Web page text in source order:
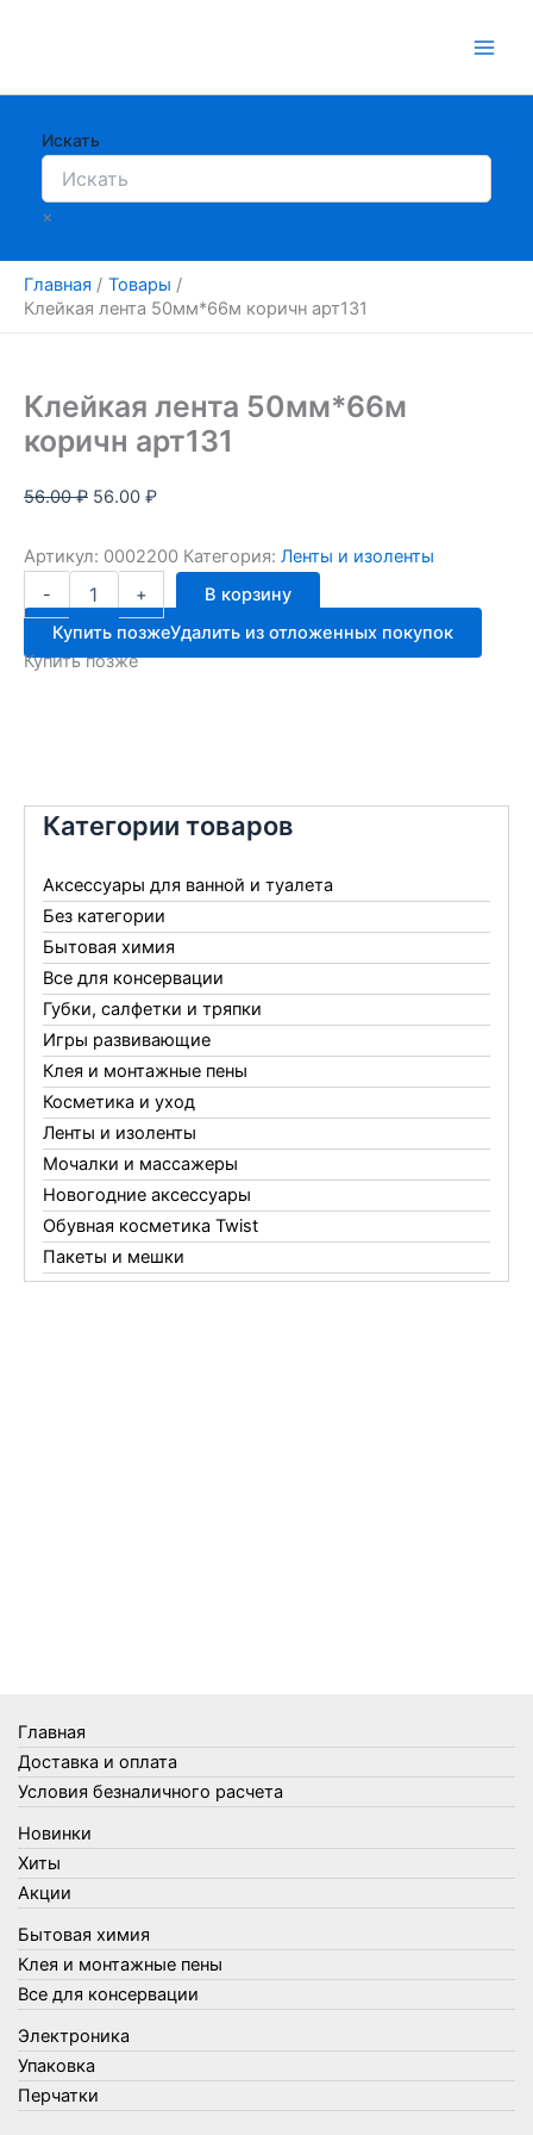
Искать
×
Главная
Товары
Клейкая лента 50мм*66м коричн арт131
Категории товаров
Аксессуары для ванной и туалета
Без категории
Бытовая химия
Все для консервации
Губки, салфетки и тряпки
Игры развивающие
Клея и монтажные пены
Косметика и уход
Ленты и изоленты
Мочалки и массажеры
Новогодние аксессуары
Обувная косметика Twist
Пакеты и мешки
Перчатки
Товары для кухни
Товары для сада и огорода
Товары для туризма и отдыха
Упаковка
Утеплители и прочее
Фонари, лампы и удлинители
Хозяйственные товары
Швабры, стекломои, черенки и насадки
Шнуры, веревки и шпагаты
Электроника
Элементы питания
Клейкая лента 50мм*66м
коричн арт131
56.00₽ Первоначальная
составляла
56.00 ₽Текущая
56.00 ₽.
Артикул: 0002200 Категория: Ленты и изоленты
-
Количество
товара
Клейкая
лента
50мм*66м
+
В корзину
Купить позжеУдалить из отложенных покупок
Купить позже
Главная
Доставка и оплата
Условия безналичного расчета
Новинки
Хиты
Акции
Бытовая химия
Клея и монтажные пены
Все для консервации
Электроника
Упаковка
Перчатки